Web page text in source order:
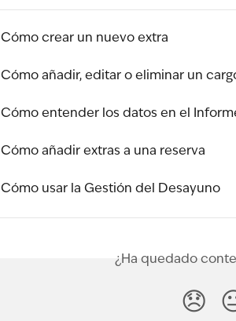
Cómo crear un nuevo extra
Cómo añadir, editar o eliminar un
Cómo entender los datos en el
Cómo añadir extras a una reserva
Cómo usar la Gestión del Desayuno
¿Ha quedado
😞